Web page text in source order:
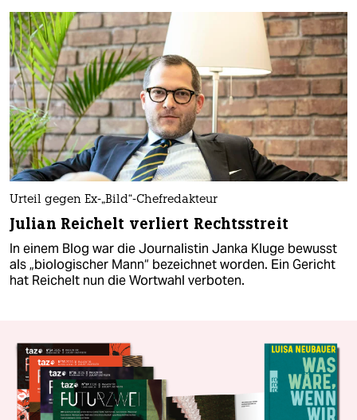
Urteil gegen Ex-„Bild“-Chefredakteur
Julian Reichelt verliert Rechtsstreit
In einem Blog war die Journalistin Janka Kluge bewusst
als „biologischer Mann“ bezeichnet worden. Ein Gericht
hat Reichelt nun die Wortwahl verboten.